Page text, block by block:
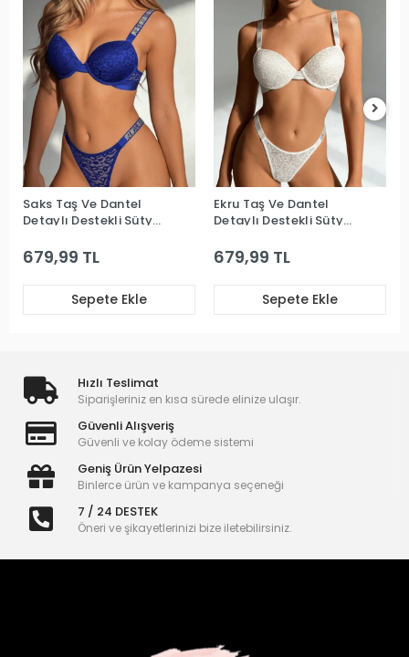
Saks Taş Ve Dantel
Detaylı Destekli Sütyen
679,99 TL
Sepete Ekle
Ekru Taş Ve Dantel
Detaylı Destekli Sütyen
679,99 TL
Sepete Ekle
Hızlı Teslimat
Siparişleriniz en kısa sürede elinize ulaşır.
Güvenli Alışveriş
Güvenli ve kolay ödeme sistemi
Geniş Ürün Yelpazesi
Binlerce ürün ve kampanya seçeneği
7 / 24 DESTEK
Öneri ve şikayetlerinizi bize iletebilirsiniz.